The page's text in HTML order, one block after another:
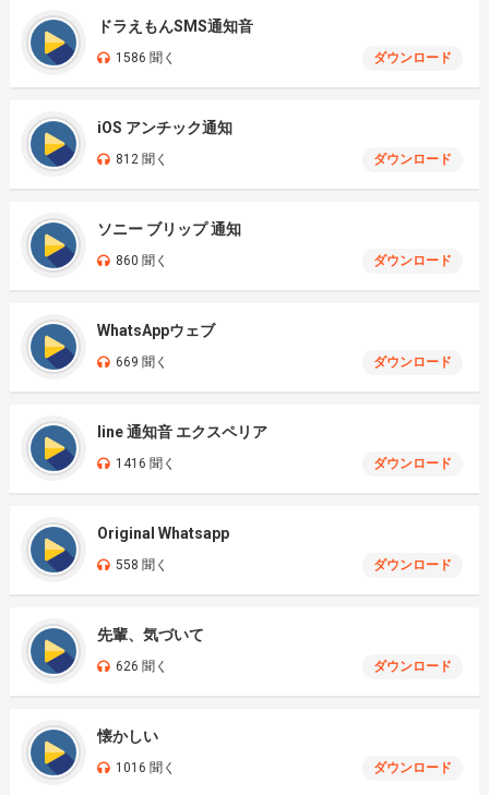
ドラえもんSMS通知音
1586 聞く ダウンロード
iOS アンチック通知
812 聞く ダウンロード
ソニー ブリップ 通知
860 聞く ダウンロード
WhatsAppウェブ
669 聞く ダウンロード
line 通知音 エクスペリア
1416 聞く ダウンロード
Original Whatsapp
558 聞く ダウンロード
先輩、気づいて
626 聞く ダウンロード
懐かしい
1016 聞く ダウンロード